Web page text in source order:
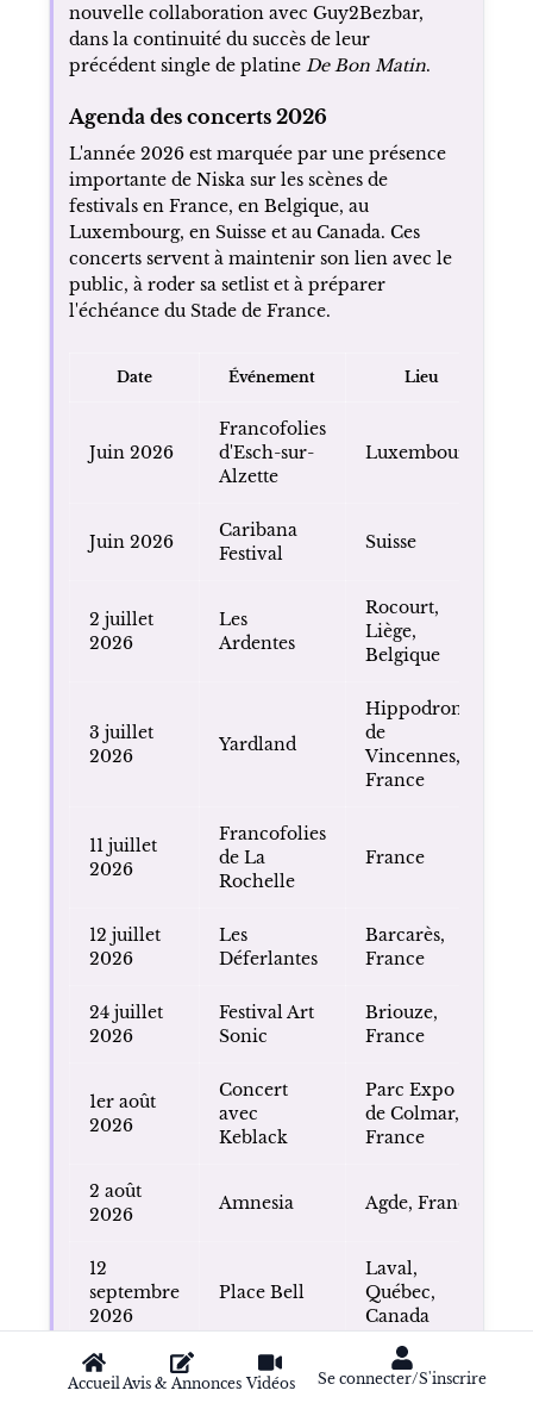
AccueilAvis & Annonces Vidéos Se connecter/S'inscrire
nouvelle collaboration avec Guy2Bezbar,
dans la continuité du succès de leur
précédent single de platine De Bon Matin.
Agenda des concerts 2026
L'année 2026 est marquée par une présence
importante de Niska sur les scènes de
festivals en France, en Belgique, au
Luxembourg, en Suisse et au Canada. Ces
concerts servent à maintenir son lien avec le
public, à roder sa setlist et à préparer
l'échéance du Stade de France.
Date Événement Lieu
Juin 2026
Francofolies
d'Esch-sur-
Alzette
Luxembourg
Juin 2026
Caribana
Festival
Suisse
2 juillet
2026
Les
Ardentes
Rocourt,
Liège,
Belgique
3 juillet
2026
Yardland
Hippodrome
de
Vincennes,
France
11 juillet
2026
Francofolies
de La
Rochelle
France
12 juillet
2026
Les
Déferlantes
Barcarès,
France
24 juillet
2026
Festival Art
Sonic
Briouze,
France
1er août
2026
Concert
avec
Keblack
Parc Expo
de Colmar,
France
2 août
2026
Amnesia Agde, France
12
septembre
2026
Place Bell
Laval,
Québec,
Canada
2 octobre
Rave Park
Le Liberté,